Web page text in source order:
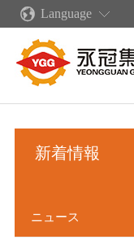
 Language
企業概要
永冠集団の沿革
経営者メッセージ
ニュース
企業文化
デジタル化発展計画
人材育成
再生可能エネルギー
射出成型機類
スプレー製品
永続報告書
人権政策
財務情報
株主サービス
利害関係人
各職種の募集概要
報酬と福利厚生
鋳造設備
溶接設備
組み立て能力
新着情報
ニュース